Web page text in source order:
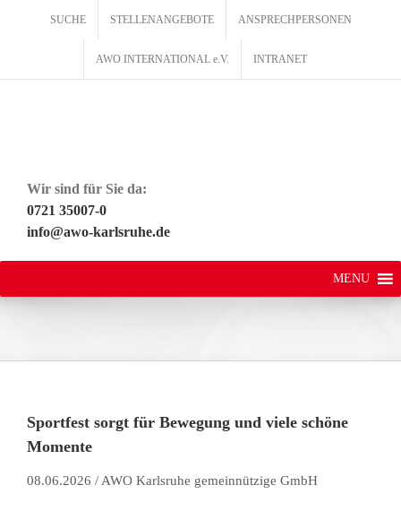
SUCHE STELLENANGEBOTE ANSPRECHPERSONEN
AWO INTERNATIONAL e.V. INTRANET
Wir sind für Sie da:
0721 35007-0
info@awo-karlsruhe.de
MENU
Sportfest sorgt für Bewegung und viele schöne
Momente
08.06.2026 / AWO Karlsruhe gemeinnützige GmbH